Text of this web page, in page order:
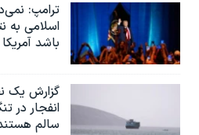
ترامپ:
اسلامی به
باشد
گزارش یک
انفجار در
سالم